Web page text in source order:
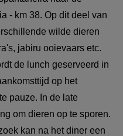
- km 38. Op dit deel van
wilde dieren
jabiru ooievaars etc.
de lunch geserveerd in
op het
pauze. In de late
om dieren op te sporen.
kan na het diner een